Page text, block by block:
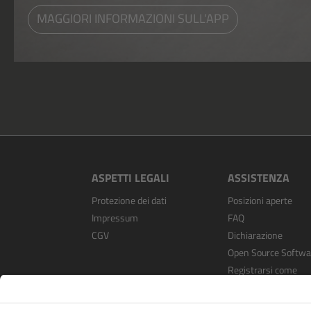
MAGGIORI INFORMAZIONI SULL‘APP
ASPETTI LEGALI
Protezione dei dati
Impressum
CGV
ASSISTENZA
Posizioni aperte
FAQ
Dichiarazione
Open Source
Registrarsi come